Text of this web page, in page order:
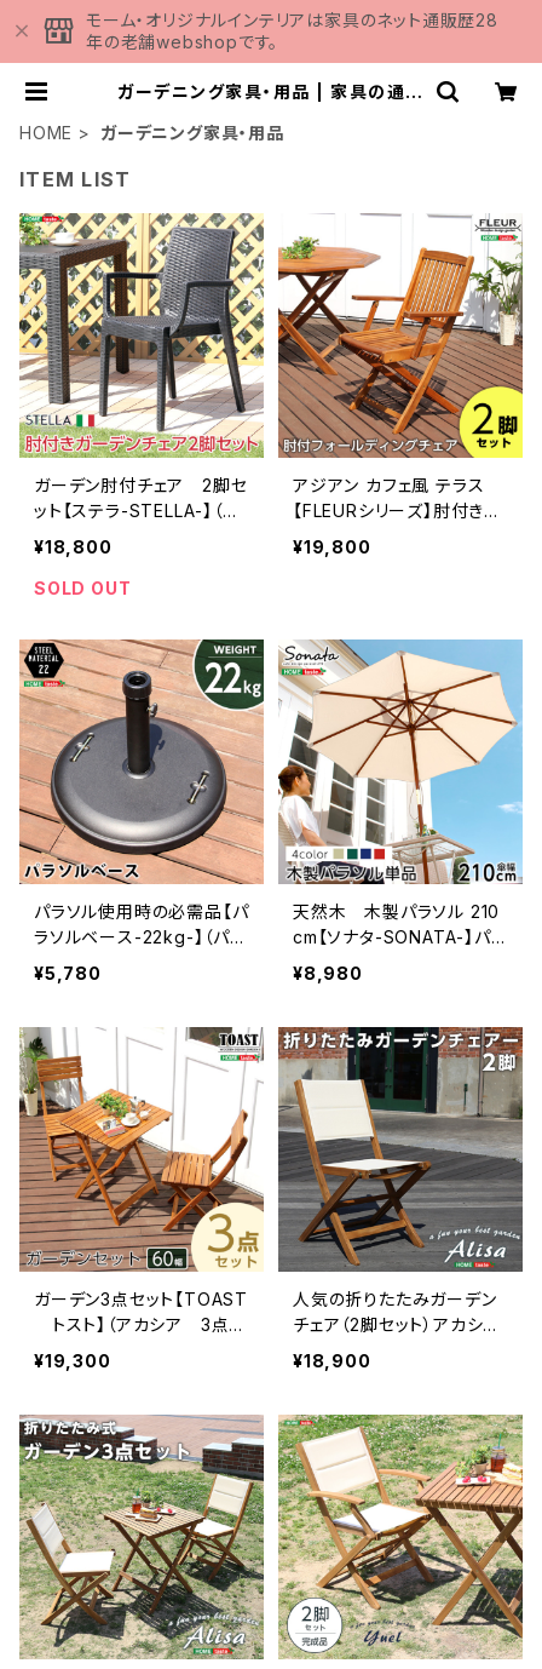
モーム・オリジナルインテリアは家具のネット通販歴28
年の老舗webshopです。
ガーデニング家具・用品 | 家具の通販
HOME
ガーデニング家具・用品
ITEM LIST
ガーデン肘付チェア 2脚セ
ット【ステラ-STELLA-】（ガ
ーデン カフェ） SH-05-1
1234
¥18,800
SOLD OUT
アジアン カフェ風 テラス
【FLEURシリーズ】肘付きチ
ェア 2脚セット SH-05-
81059
¥19,800
パラソル使用時の必需品【パ
ラソルベース-22kg-】（パラ
ソル ベース） SH-05-7
5818
¥5,780
天然木 木製パラソル 210
cm【ソナタ-SONATA-】パラ
ソル 撥水 天然木 SH-0
5-60157
¥8,980
ガーデン3点セット【TOAST
トスト】（アカシア 3点セ
ット） SH-05-79444
¥19,300
人気の折りたたみガーデン
チェア（2脚セット）アカシア
材を使用 | Alisa-アリー
ザ- SH-01-ALS-GR
¥18,900